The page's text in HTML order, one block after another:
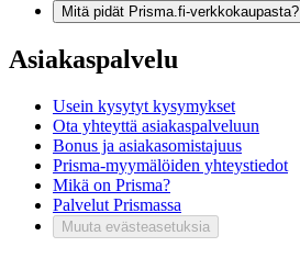
Mitä pidät Prisma.fi-verkkokaupasta?
Asiakaspalvelu
Usein kysytyt kysymykset
Ota yhteyttä asiakaspalveluun
Bonus ja asiakasomistajuus
Prisma-myymälöiden yhteystiedot
Mikä on Prisma?
Palvelut Prismassa
Muuta evästeasetuksia